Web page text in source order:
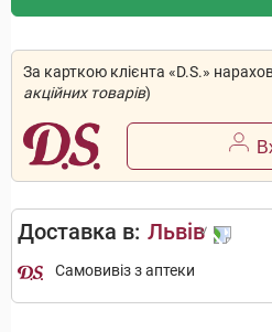
За карткою клієнта «D.S.»
акційних товарів)
Доставка в: Львів
Самовивіз з аптеки